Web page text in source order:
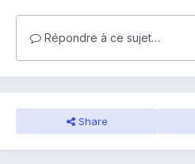
Répondre à ce sujet…
Share